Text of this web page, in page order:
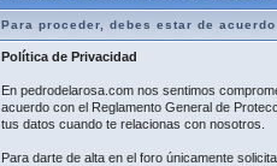
Para proceder, debes estar de
Política de Privacidad
En pedrodelarosa.com nos sentimos
acuerdo con el Reglamento General de
tus datos cuando te relacionas con nosotros.
Para darte de alta en el foro únicamente